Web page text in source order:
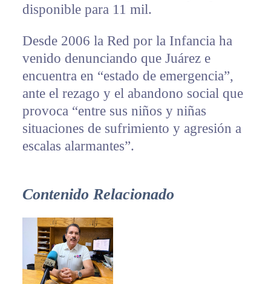
disponible para 11 mil.
Desde 2006 la Red por la Infancia ha
venido denunciando que Juárez e
encuentra en “estado de emergencia”,
ante el rezago y el abandono social que
provoca “entre sus niños y niñas
situaciones de sufrimiento y agresión a
escalas alarmantes”.
Contenido Relacionado